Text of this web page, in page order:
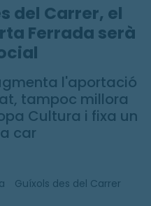
del Carrer, el
Ferrada serà
l'aportació
tampoc millora
Cultura i fixa un
car
Guíxols des del Carrer